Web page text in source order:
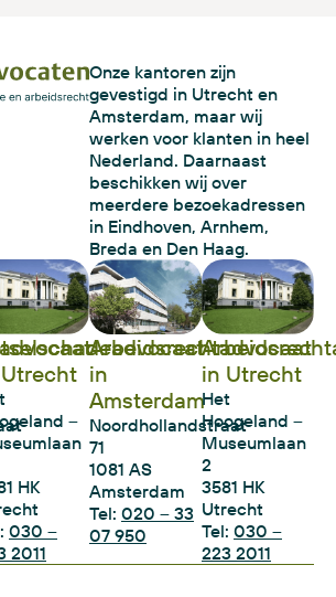
Onze kantoren zijn
gevestigd in Utrecht en
Amsterdam, maar wij
werken voor klanten in heel
Nederland. Daarnaast
beschikken wij over
meerdere bezoekadressen
in Eindhoven, Arnhem,
Breda en Den Haag.
–
HK
030 –
2011
Arbeidsrechtadvocaat
in
Amsterdam
Noordhollandstraat
71
1081 AS
Amsterdam
Tel: 020 – 33
07 950
in Utrecht
Het
Hoogeland –
Museumlaan
2
3581 HK
Utrecht
Tel: 030 –
223 2011